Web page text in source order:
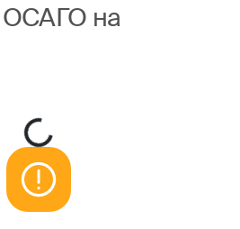
ОСАГО на